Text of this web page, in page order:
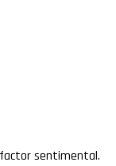
sentimental.